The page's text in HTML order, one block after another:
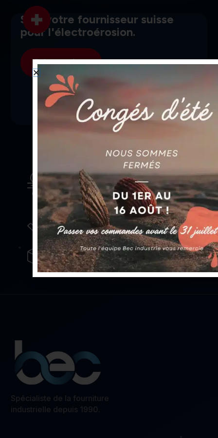
SGI, votre fournisseur suisse
pour l'électroérosion.
Découvrir
Livraison rapide
grâce à nos transporteurs fiables
Service sur-mesure
pour répondre à tous vos besoins
Un stock important
avec plus de 5000 références
Spécialiste de la fourniture
industrielle depuis 1990.